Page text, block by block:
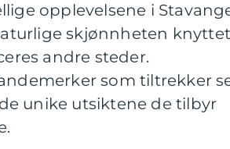
opplevelsene i
skjønnheten
andre steder.
som tiltrekker
unike utsiktene de tilbyr